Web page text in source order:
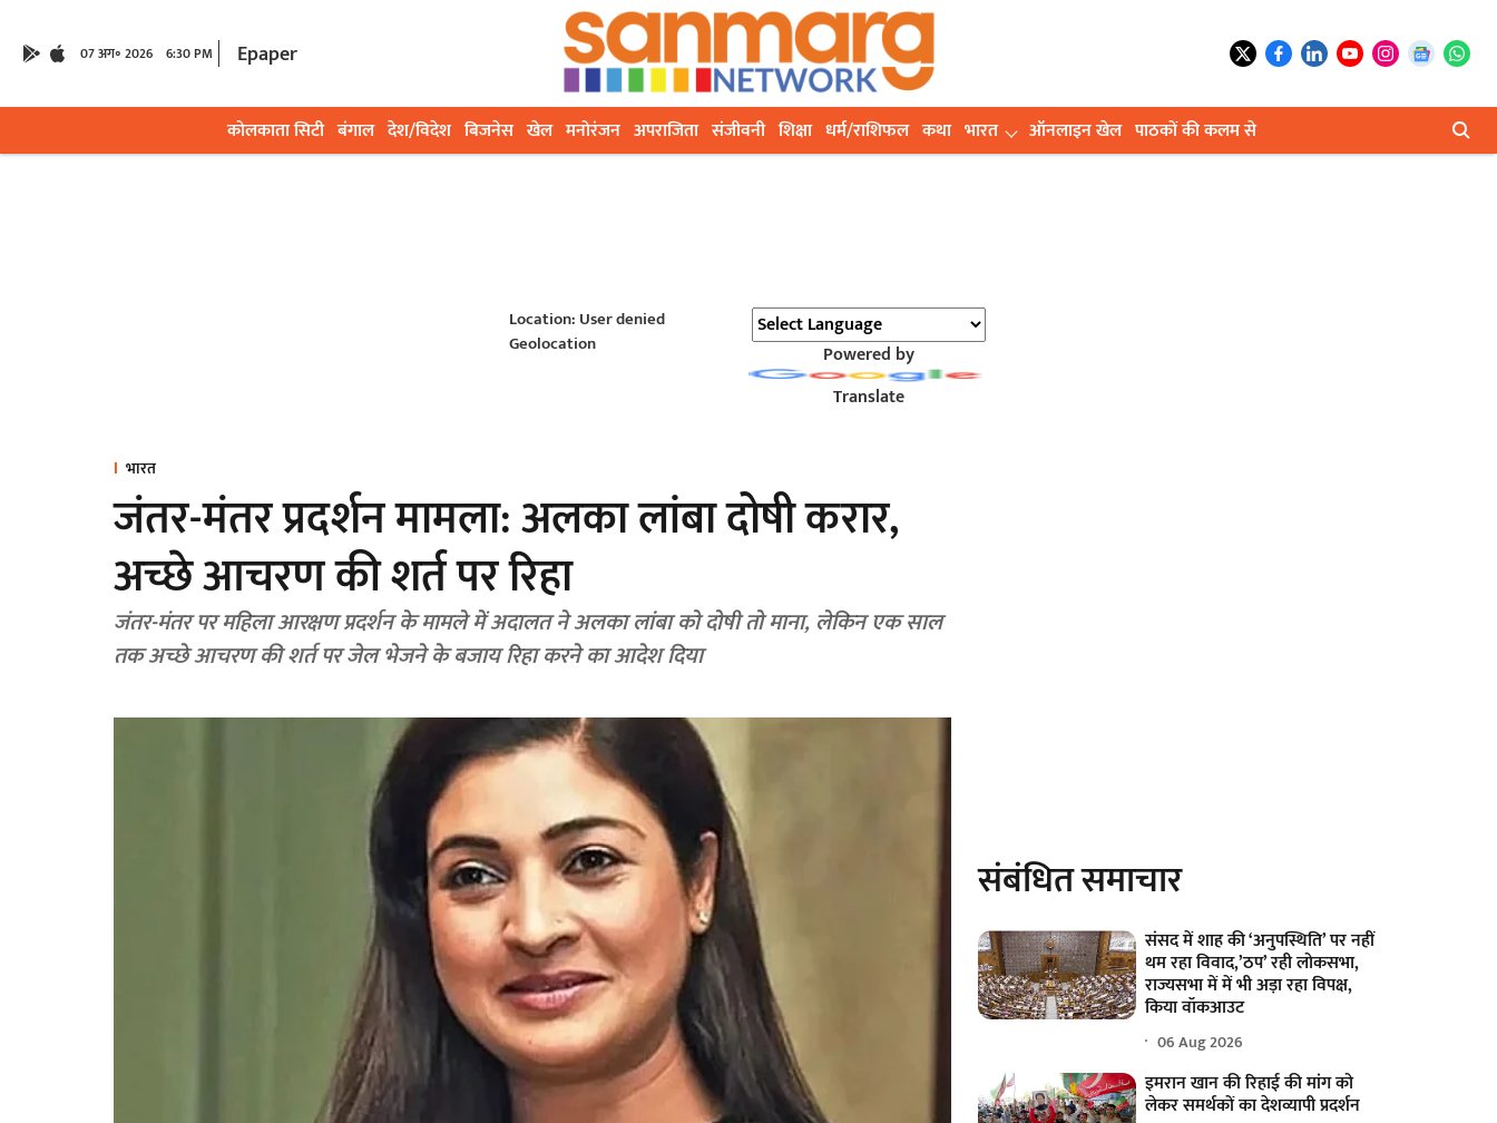
07 अग॰ 2026 6:30 PM Epaper
कोलकाता सिटी बंगाल देश/विदेश बिजनेस खेल मनोरंजन अपराजिता संजीवनी शिक्षा धर्म/राशिफल कथा भारत ऑनलाइन खेल पाठकों की कलम से
Location: User denied
Geolocation
Powered by
Translate
भारत
जंतर-मंतर प्रदर्शन मामला: अलका लांबा दोषी करार,
अच्छे आचरण की शर्त पर रिहा
जंतर-मंतर पर महिला आरक्षण प्रदर्शन के मामले में अदालत ने अलका लांबा को दोषी तो माना, लेकिन एक साल
तक अच्छे आचरण की शर्त पर जेल भेजने के बजाय रिहा करने का आदेश दिया
संबंधित समाचार
संसद में शाह की ‘अनुपस्थिति’ पर नहीं
थम रहा विवाद,’ठप’ रही लोकसभा,
राज्यसभा में में भी अड़ा रहा विपक्ष,
किया वॉकआउट
06 Aug 2026
इमरान खान की रिहाई की मांग को
लेकर समर्थकों का देशव्यापी प्रदर्शन